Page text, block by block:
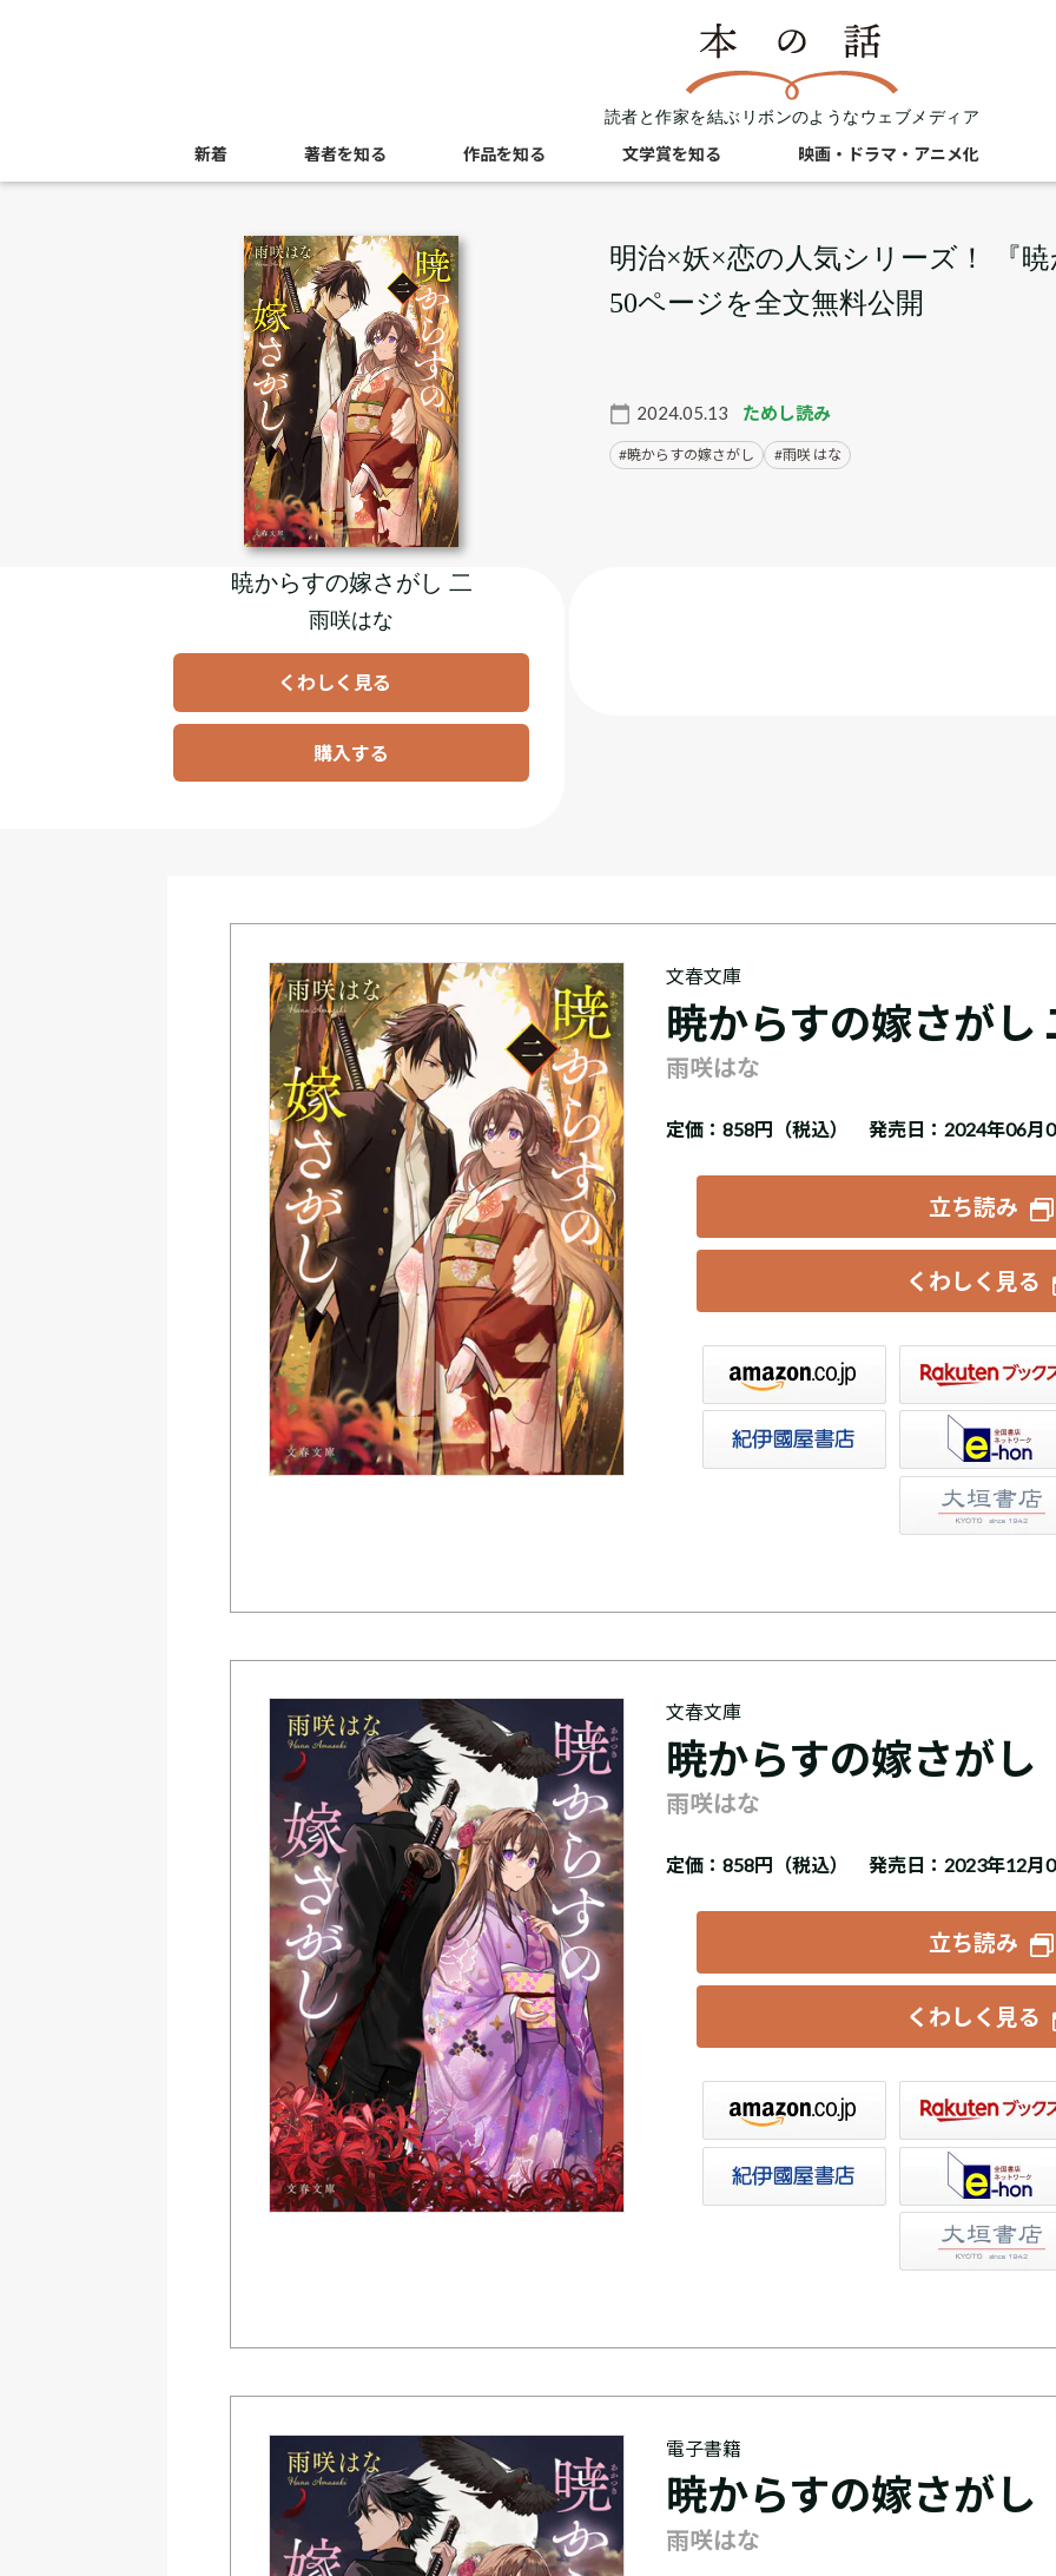
読者と作家を結ぶリボンのようなウェブメディア
新着 著者を知る 作品を知る 文学賞を知る 映画・ドラマ・アニメ化
明治×妖×恋の人気シリーズ！ 『
50ページを全文無料公開
2024.05.13 ためし読み
暁からすの嫁さがし 雨咲 はな
暁からすの嫁さがし 二
雨咲はな
くわしく見る
購入する
文春文庫
暁からすの嫁さがし
雨咲はな
定価：858円（税込） 発売日：2024年06月
立ち読み
くわしく見る
Amazon 楽天ブックス セブンネット
紀伊國屋書店ウェブストア
e-hon HonyaClub
文春文庫
暁からすの嫁さがし
雨咲はな
定価：858円（税込） 発売日：2023年12月
立ち読み
くわしく見る
Amazon 楽天ブックス セブンネット
紀伊國屋書店ウェブストア
e-hon
電子書籍
暁からすの嫁さがし
雨咲はな